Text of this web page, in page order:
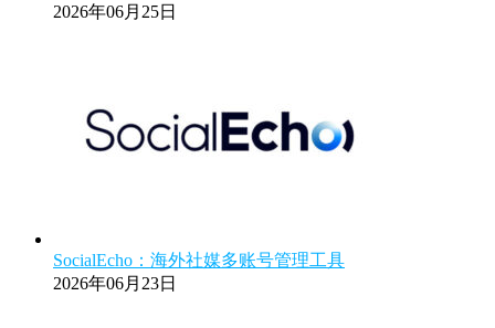
2026年06月25日
SocialEcho：海外社媒多账号管理工具
2026年06月23日